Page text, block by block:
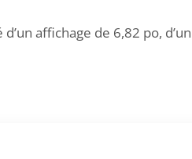
affichage de 6,82 po,